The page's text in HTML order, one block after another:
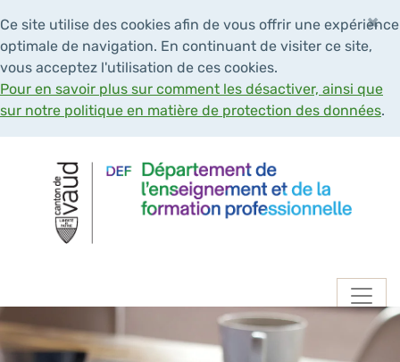
Ce site utilise des cookies afin de vous offrir une expérience
optimale de navigation. En continuant de visiter ce site,
vous acceptez l'utilisation de ces cookies.
Pour en savoir plus sur comment les désactiver, ainsi que
sur notre politique en matière de protection des données.
×